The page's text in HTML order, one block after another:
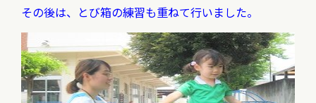
その後は、とび箱の練習も重ねて行いました。